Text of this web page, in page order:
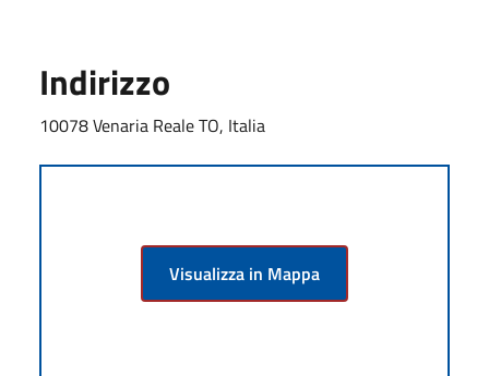
Indirizzo
10078 Venaria Reale TO, Italia
Visualizza in Mappa